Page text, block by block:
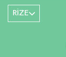
RİZE